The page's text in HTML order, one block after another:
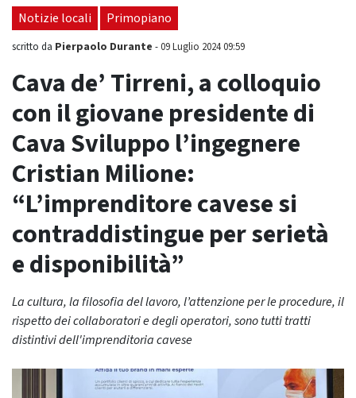
Notizie locali Primopiano
scritto da Pierpaolo Durante -09 Luglio 2024 09:59
Cava de’ Tirreni, a colloquio
con il giovane presidente di
Cava Sviluppo l’ingegnere
Cristian Milione:
“L’imprenditore cavese si
contraddistingue per serietà
e disponibilità”
La cultura, la filosofia del lavoro, l’attenzione per le procedure, il
rispetto dei collaboratori e degli operatori, sono tutti tratti
distintivi dell'imprenditoria cavese